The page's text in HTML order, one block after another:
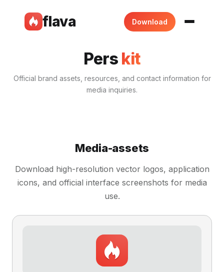
flava Download
Pers kit
Official brand assets, resources, and contact information for
media inquiries.
Media-assets
Download high-resolution vector logos, application
icons, and official interface screenshots for media
use.